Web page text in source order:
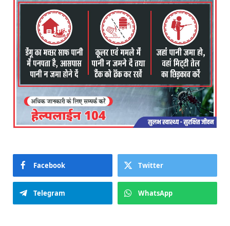
Facebook Twitter
Telegram WhatsApp